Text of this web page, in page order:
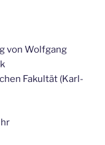
von Wolfgang
Fakultät (Karl-